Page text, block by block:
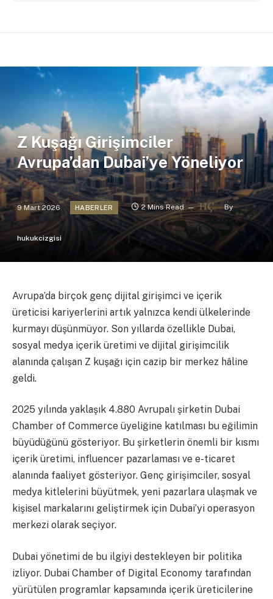
Z Kuşağı Girişimciler
Avrupa’dan Dubai’ye Yöneliyor
9 Mart 2026 HABERLER 2 Mins Read By
hukukcizgisi
Avrupa’da birçok genç dijital girişimci ve içerik
üreticisi kariyerlerini artık yalnızca kendi ülkelerinde
kurmayı düşünmüyor. Son yıllarda özellikle Dubai,
sosyal medya içerik üretimi ve dijital girişimcilik
alanında çalışan Z kuşağı için cazip bir merkez hâline
geldi.
2025 yılında yaklaşık 4.880 Avrupalı şirketin Dubai
Chamber of Commerce üyeliğine katılması bu eğilimin
büyüdüğünü gösteriyor. Bu şirketlerin önemli bir kısmı
içerik üretimi, influencer pazarlaması ve e-ticaret
alanında faaliyet gösteriyor. Genç girişimciler, sosyal
medya kitlelerini büyütmek, yeni pazarlara ulaşmak ve
kişisel markalarını geliştirmek için Dubai’yi operasyon
merkezi olarak seçiyor.
Dubai yönetimi de bu ilgiyi destekleyen bir politika
izliyor. Dubai Chamber of Digital Economy tarafından
yürütülen programlar kapsamında içerik üreticilerine